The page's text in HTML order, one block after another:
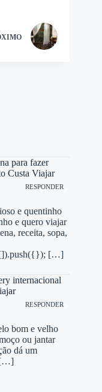
para fazer
Custa Viajar
RESPONDER
e quentinho
e quero viajar
receita, sopa,
[…]
internacional
RESPONDER
bom e velho
ou jantar
dá um
[…]